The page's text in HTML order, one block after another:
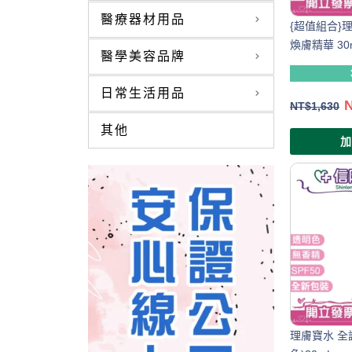
醫療器材用品
醫學美容品牌
日常生活用品
其他
{超值組合}
煥膚精華
NT$1,630
理膚寶水 全